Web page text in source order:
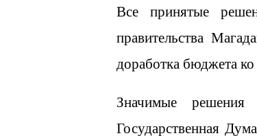
Все принятые
правительства
доработка бюджета
Значимые решения
Государственная